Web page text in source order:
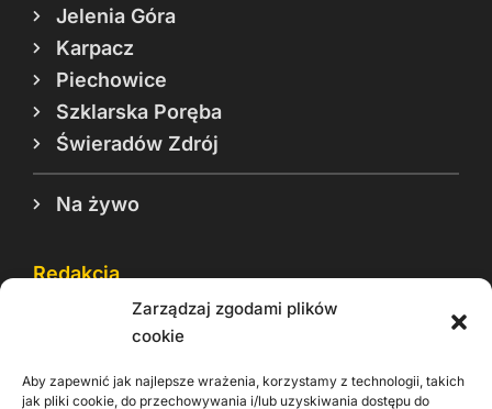
Zarządzaj zgodami plików
cookie
Aby zapewnić jak najlepsze wrażenia, korzystamy z technologii, takich
jak pliki cookie, do przechowywania i/lub uzyskiwania dostępu do
Jelenia Góra
Karpacz
Piechowice
Szklarska Poręba
Świeradów Zdrój
Na żywo
Redakcja
Reklama
Rodo